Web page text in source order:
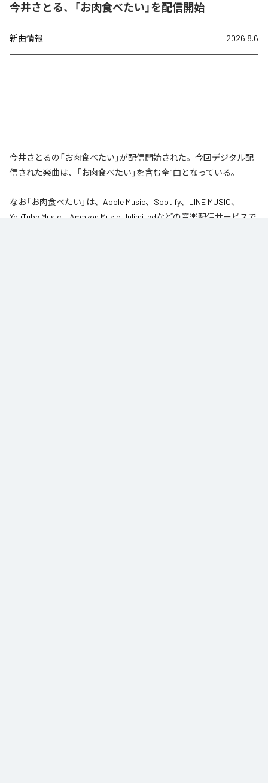
今井さとる、「お肉食べたい」を配信開始
新曲情報 2026.8.6
今井さとるの「お肉食べたい」が配信開始された。今回デジタル配
信された楽曲は、「お肉食べたい」を含む全1曲となっている。
なお「お肉食べたい 」は、 Apple Music、 Spotify、 LINE MUSIC、
YouTube Music
Amazon Music Unlimitedなどの音楽配信サービスで